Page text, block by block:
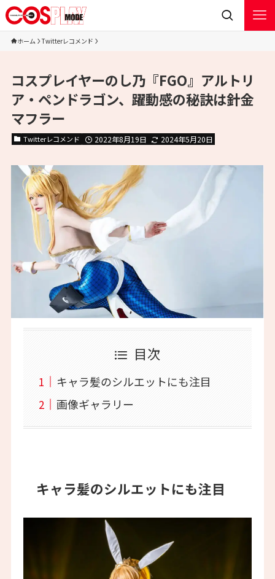
ホーム Twitterレコメンド
コスプレイヤーのし乃『FGO』アルトリ
ア・ペンドラゴン、躍動感の秘訣は針金
マフラー
Twitterレコメンド 2022年8月19日 2024年5月20日
目次
キャラ髪のシルエットにも注目
画像ギャラリー
キャラ髪のシルエットにも注目